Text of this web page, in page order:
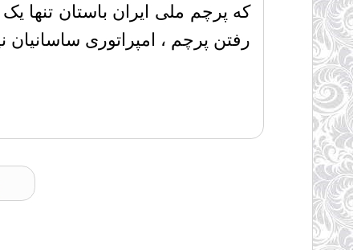
رفتن پرچم ، امپراتوری ساسانیان